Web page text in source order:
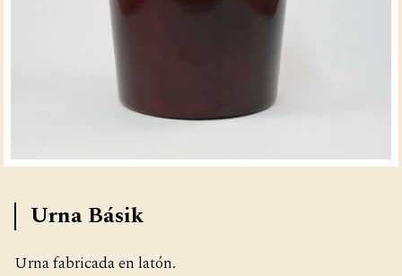
Urna Básik
Urna fabricada en latón.